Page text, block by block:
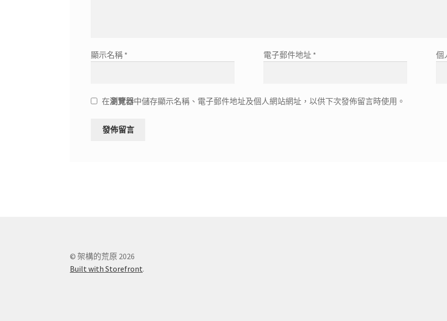
顯示名稱 * 電子郵件地址 * 個
在瀏覽器中儲存顯示名稱、電子郵件地址及個人網站網址，以供下次發佈留言時使用。
© 架構的荒原 2026
Built with Storefront.